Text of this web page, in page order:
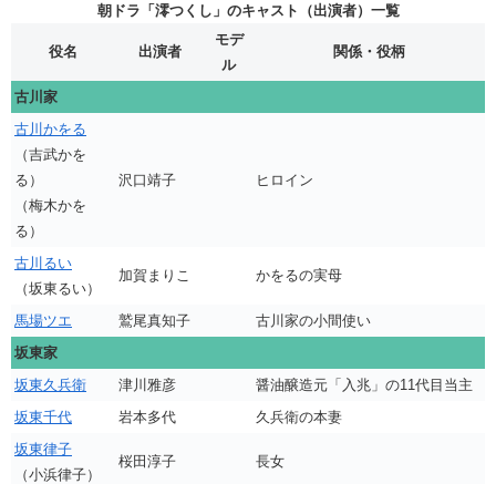
朝ドラ「澪つくし」のキャスト（出演者）一覧
役名 出演者
モデ
ル
関係・役柄
古川家
古川かをる
（吉武かを
る）
（梅木かを
る）
沢口靖子 ヒロイン
古川るい
（坂東るい）
加賀まりこ かをるの実母
馬場ツエ 鷲尾真知子
古川家の小間使い
坂東家
坂東久兵衛
津川雅彦
醤油醸造元「入兆」の11代目当主
坂東千代
岩本多代
久兵衛の本妻
坂東律子
（小浜律子）
桜田淳子 長女